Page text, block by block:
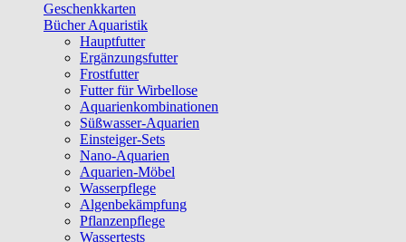
Geschenkkarten
Bücher Aquaristik
Hauptfutter
Ergänzungsfutter
Frostfutter
Futter für Wirbellose
Aquarienkombinationen
Süßwasser-Aquarien
Einsteiger-Sets
Nano-Aquarien
Aquarien-Möbel
Wasserpflege
Algenbekämpfung
Pflanzenpflege
Wassertests